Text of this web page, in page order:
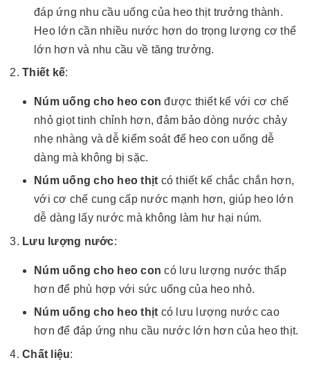
đáp ứng nhu cầu uống của heo thịt trưởng thành.
Heo lớn cần nhiều nước hơn do trọng lượng cơ thể
lớn hơn và nhu cầu về tăng trưởng.
Thiết kế:
Núm uống cho heo con được thiết kế với cơ chế
nhỏ giọt tinh chỉnh hơn, đảm bảo dòng nước chảy
nhẹ nhàng và dễ kiểm soát để heo con uống dễ
dàng mà không bị sặc.
Núm uống cho heo thịt có thiết kế chắc chắn hơn,
với cơ chế cung cấp nước mạnh hơn, giúp heo lớn
dễ dàng lấy nước mà không làm hư hại núm.
Lưu lượng nước:
Núm uống cho heo con có lưu lượng nước thấp
hơn để phù hợp với sức uống của heo nhỏ.
Núm uống cho heo thịt có lưu lượng nước cao
hơn để đáp ứng nhu cầu nước lớn hơn của heo thịt.
Chất liệu: